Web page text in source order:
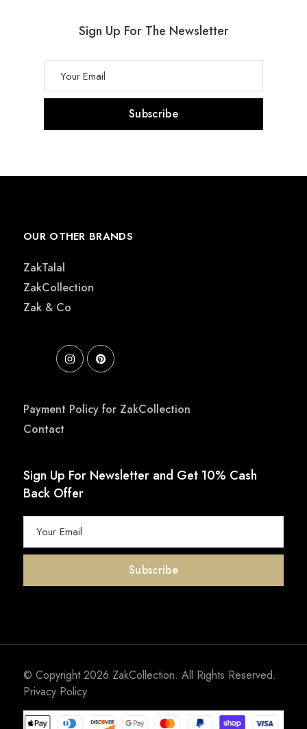
Sign Up For The Newsletter
OUR OTHER BRANDS
ZakTalal
ZakCollection
Zak & Co
Payment Policy for ZakCollection
Contact
Sign Up For Newsletter and Get 10% Cash
Back Offer
© Copyright 2026 ZakCollection. All Rights Reserved.
Privacy Policy